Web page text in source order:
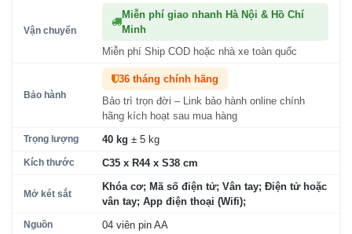
Vận chuyển
Miễn phí giao nhanh Hà Nội & Hồ Chí
Minh
Miễn phí Ship COD hoặc nhà xe toàn quốc
Bảo hành
36 tháng chính hãng
Bảo trì trọn đời – Link bảo hành online chính
hãng kích hoạt sau mua hàng
Trọng lượng 40 kg ± 5 kg
Kích thước C35 x R44 x S38 cm
Mở két sắt
Khóa cơ; Mã số điện tử; Vân tay; Điện tử hoặc
vân tay; App điện thoại (Wifi);
Nguồn 04 viên pin AA